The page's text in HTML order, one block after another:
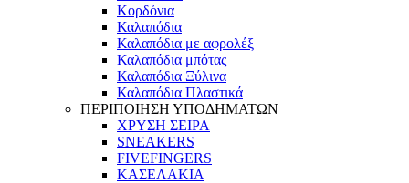
Κορδόνια
Καλαπόδια
Καλαπόδια με αφρολέξ
Καλαπόδια μπότας
Καλαπόδια Ξύλινα
Καλαπόδια Πλαστικά
ΠΕΡΙΠΟΙΗΣΗ ΥΠΟΔΗΜΑΤΩΝ
ΧΡΥΣΗ ΣΕΙΡΑ
SNEAKERS
FIVEFINGERS
ΚΑΣΕΛΑΚΙΑ